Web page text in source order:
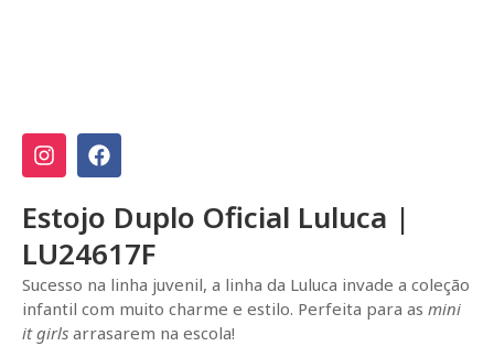
Estojo Duplo Oficial Luluca |
LU24617F
Sucesso na linha juvenil, a linha da Luluca invade a coleção
infantil com muito charme e estilo. Perfeita para as mini
it girls arrasarem na escola!